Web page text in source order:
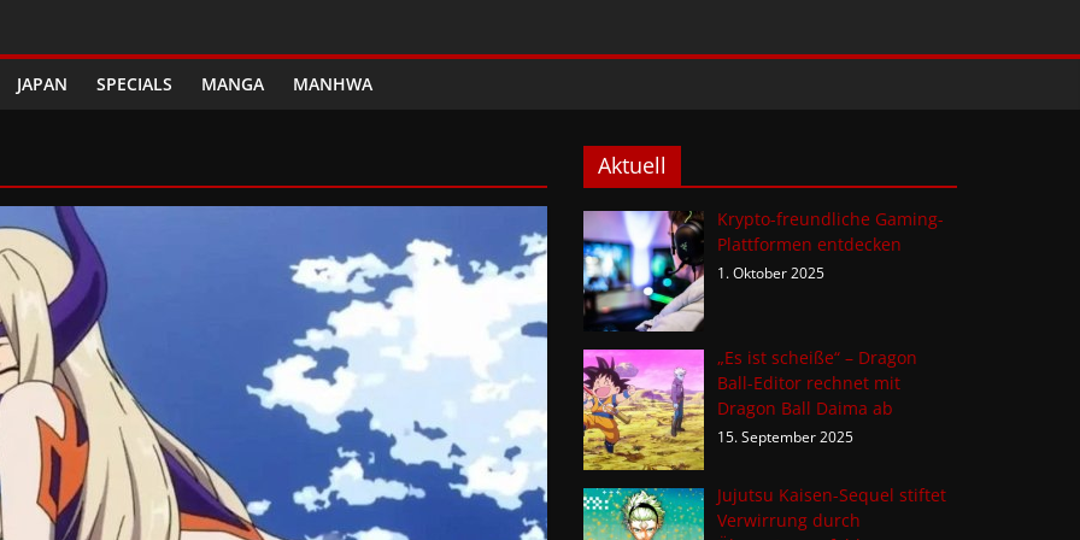
JAPAN SPECIALS MANGA MANHWA
Aktuell
Krypto-freundliche Gaming-
Plattformen entdecken
1. Oktober 2025
„Es ist scheiße“ – Dragon
Ball-Editor rechnet mit
Dragon Ball Daima ab
15. September 2025
Jujutsu Kaisen-Sequel stiftet
Verwirrung durch